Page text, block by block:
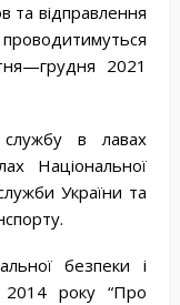
відправлення
2021
в лавах
Національної
України та
безпеки і
2014 року “Про